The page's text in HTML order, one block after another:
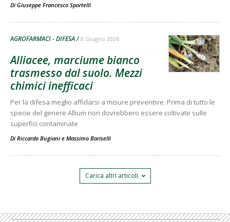
Di Giuseppe Francesco Sportelli
AGROFARMACI - DIFESA 8 Giugno 2026
Alliacee, marciume bianco
trasmesso dal suolo. Mezzi
chimici inefficaci
Per la difesa meglio affidarsi a misure preventive. Prima di tutto le
specie del genere Allium non dovrebbero essere coltivate sulle
superfici contaminate
Di Riccardo Bugiani e Massimo Bariselli
Carica altri articoli